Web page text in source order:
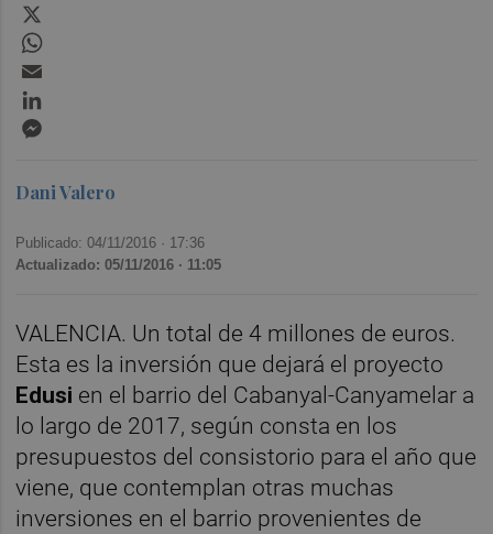
Dani Valero
Publicado: 04/11/2016 · 17:36
Actualizado: 05/11/2016 · 11:05
VALENCIA. Un total de 4 millones de euros.
Esta es la inversión que dejará el proyecto
Edusi en el barrio del Cabanyal-Canyamelar a
lo largo de 2017, según consta en los
presupuestos del consistorio para el año que
viene, que contemplan otras muchas
inversiones en el barrio provenientes de